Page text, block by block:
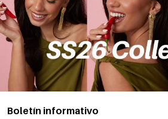
Boletín informativo